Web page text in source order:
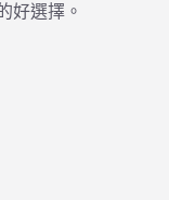
好選擇。